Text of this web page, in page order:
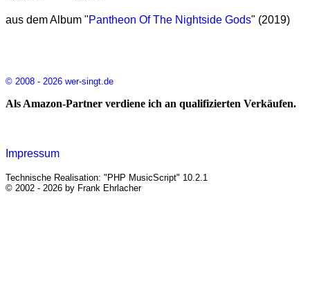
aus dem Album "Pantheon Of The Nightside Gods" (2019)
© 2008 - 2026 wer-singt.de
Als Amazon-Partner verdiene ich an qualifizierten Verkäufen.
Impressum
Technische Realisation: "PHP MusicScript" 10.2.1
© 2002 - 2026 by Frank Ehrlacher